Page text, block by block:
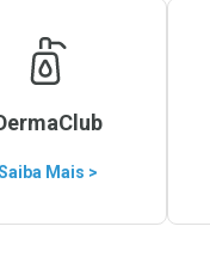
Mais >